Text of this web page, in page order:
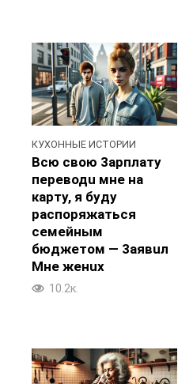
КУХОННЫЕ ИСТОРИИ
Всю свою 3apплатy
пepeводu мне на
картy, я будy
pacпopяжaться
ceмeйным
бюджетoм — 3aявuл
Mне жeнux
10.2к.